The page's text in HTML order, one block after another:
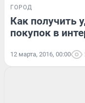
ГОРОД
Как получить
покупок в
12 марта, 2016, 00:00